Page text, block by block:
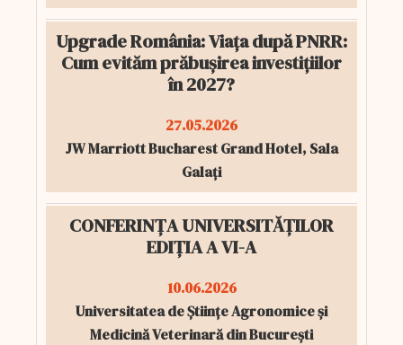
Upgrade România: Viața după PNRR:
Cum evităm prăbușirea investițiilor
în 2027?
27.05.2026
JW Marriott Bucharest Grand Hotel, Sala
Galați
CONFERINȚA UNIVERSITĂȚILOR
EDIȚIA A VI-A
10.06.2026
Universitatea de Științe Agronomice și
Medicină Veterinară din București